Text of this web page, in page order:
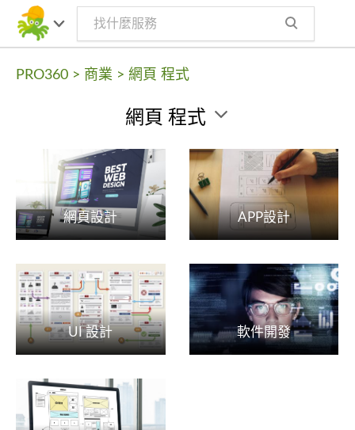
PRO360 > 商業 > 網頁 程式
網頁 程式
網頁設計 APP設計
UI 設計 軟件開發